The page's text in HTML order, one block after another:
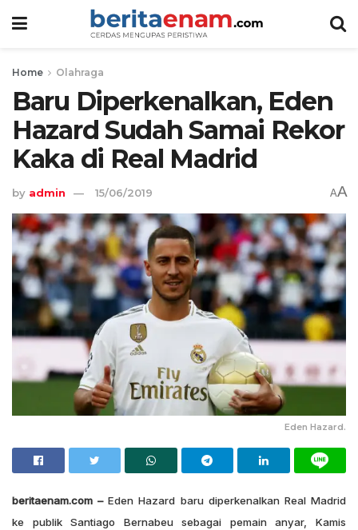
Home Olahraga
Baru Diperkenalkan, Eden
Hazard Sudah Samai Rekor
Kaka di Real Madrid
by admin 15/06/2019 AA
Eden Hazard.
beritaenam.com –Eden Hazard baru diperkenalkan Real Madrid
ke publik Santiago Bernabeu sebagai pemain anyar, Kamis